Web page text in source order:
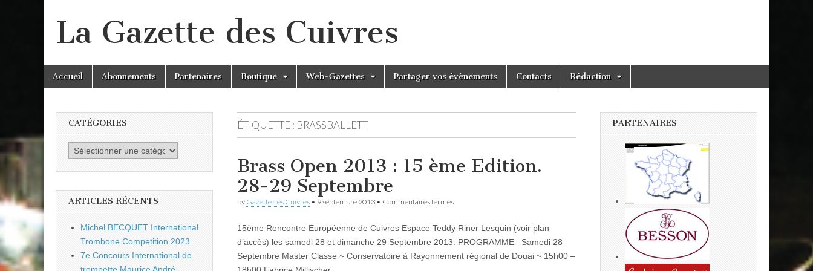
La Gazette des Cuivres
Main
menu
Skip
Accueil Abonnements Partenaires Boutique Web-Gazettes Partager vos évènements Contacts Rédaction
ÉTIQUETTE : BRASSBALLETT
Brass Open 2013 : 15 ème Edition.
28-29 Septembre
by Gazette des Cuivres • 9 septembre 2013 • Commentaires ferméssur
2013
ème
15ème Rencontre Européenne de Cuivres Espace Teddy Riner Lesquin (voir plan
d’accès) les samedi 28 et dimanche 29 Septembre 2013. PROGRAMME Samedi 28
Septembre Master Classe ~ Conservatoire à Rayonnement régional de Douai ~ 15h00 –
CATÉGORIES
Catégories
ARTICLES RÉCENTS
Michel BECQUET International
Trombone Competition 2023
7e Concours International de
PARTENAIRES